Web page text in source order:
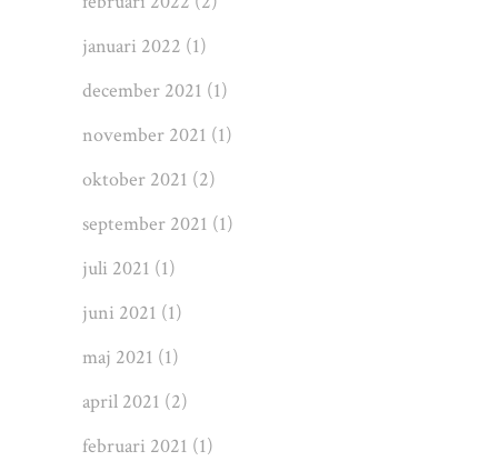
januari 2022 (1)
december 2021 (1)
november 2021 (1)
oktober 2021 (2)
september 2021 (1)
juli 2021 (1)
juni 2021 (1)
maj 2021 (1)
april 2021 (2)
februari 2021 (1)